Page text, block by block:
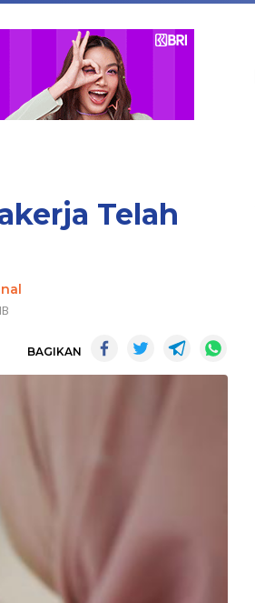
Telah
BAGIKAN